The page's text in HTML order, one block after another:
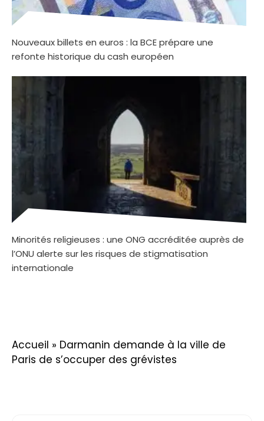
Nouveaux billets en euros : la BCE prépare une
refonte historique du cash européen
Minorités religieuses : une ONG accréditée auprès de
l’ONU alerte sur les risques de stigmatisation
internationale
Accueil » Darmanin demande à la ville de
Paris de s’occuper des grévistes